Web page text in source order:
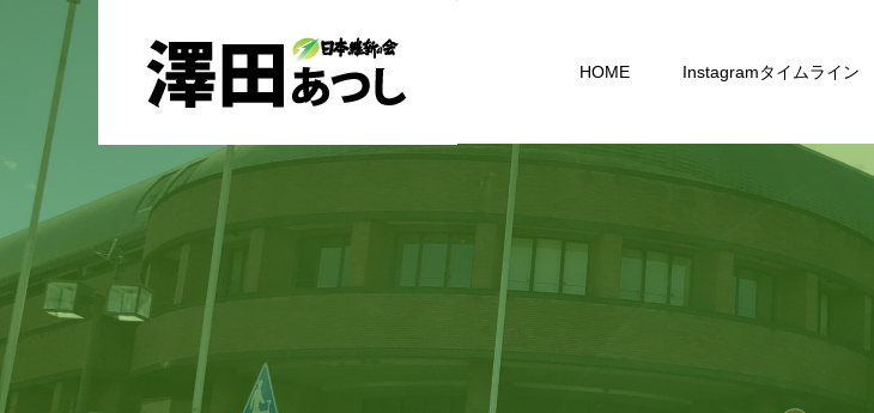
HOME Instagramタイムライン